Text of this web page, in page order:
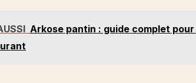
Arkose pantin : guide complet